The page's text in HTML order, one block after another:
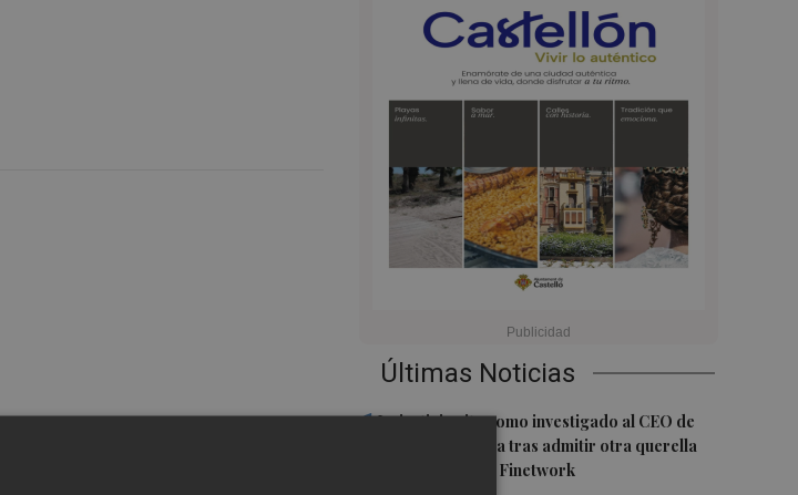
Últimas Noticias
1La justicia cita como investigado al CEO de
Vodafone España tras admitir otra querella
del fundador de Finetwork